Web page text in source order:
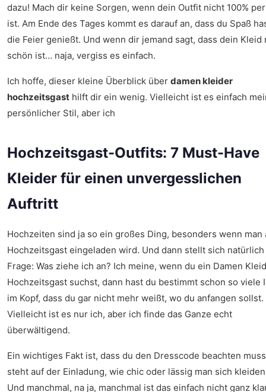
dazu! Mach dir keine Sorgen, wenn dein Outfit nicht 100%
ist. Am Ende des Tages kommt es darauf an, dass du Spaß
die Feier genießt. Und wenn dir jemand sagt, dass dein Kleid
schön ist… naja, vergiss es einfach.
Ich hoffe, dieser kleine Überblick über damen kleider
hochzeitsgast hilft dir ein wenig. Vielleicht ist es einfach
persönlicher Stil, aber ich
Hochzeitsgast-Outfits: 7 Must-Have
Kleider für einen unvergesslichen
Auftritt
Hochzeiten sind ja so ein großes Ding, besonders wenn man
Hochzeitsgast eingeladen wird. Und dann stellt sich
Frage: Was ziehe ich an? Ich meine, wenn du ein Damen
Hochzeitsgast suchst, dann hast du bestimmt schon so viele
im Kopf, dass du gar nicht mehr weißt, wo du anfangen sollst.
Vielleicht ist es nur ich, aber ich finde das Ganze echt
überwältigend.
Ein wichtiges Fakt ist, dass du den Dresscode beachten
steht auf der Einladung, wie chic oder lässig man sich
Und manchmal, na ja, manchmal ist das einfach nicht ganz